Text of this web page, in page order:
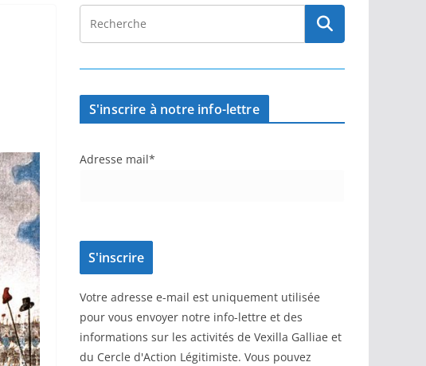
S'inscrire à notre info-lettre
Adresse mail*
Votre adresse e-mail est uniquement utilisée
pour vous envoyer notre info-lettre et des
informations sur les activités de Vexilla Galliae et
du Cercle d'Action Légitimiste. Vous pouvez